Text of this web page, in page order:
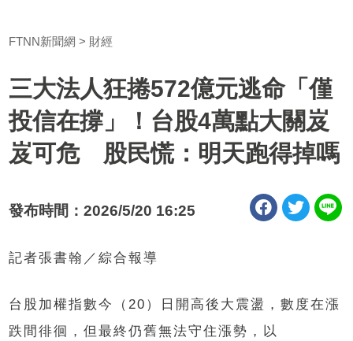
FTNN新聞網 財經
三大法人狂捲572億元逃命「僅
投信在撐」！台股4萬點大關岌
岌可危 股民慌：明天跑得掉嗎
發布時間：2026/5/20 16:25
記者張書翰／綜合報導
台股加權指數今（20）日開高後大震盪，數度在漲
跌間徘徊，但最終仍舊無法守住漲勢，以